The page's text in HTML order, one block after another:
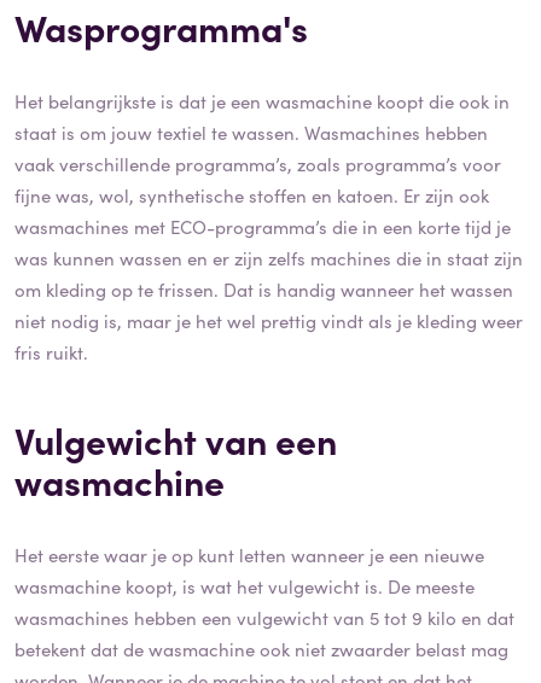
Wasprogramma's
Het belangrijkste is dat je een wasmachine koopt die ook in
staat is om jouw textiel te wassen. Wasmachines hebben
vaak verschillende programma’s, zoals programma’s voor
fijne was, wol, synthetische stoffen en katoen. Er zijn ook
wasmachines met ECO-programma’s die in een korte tijd je
was kunnen wassen en er zijn zelfs machines die in staat zijn
om kleding op te frissen. Dat is handig wanneer het wassen
niet nodig is, maar je het wel prettig vindt als je kleding weer
fris ruikt.
Vulgewicht van een
wasmachine
Het eerste waar je op kunt letten wanneer je een nieuwe
wasmachine koopt, is wat het vulgewicht is. De meeste
wasmachines hebben een vulgewicht van 5 tot 9 kilo en dat
betekent dat de wasmachine ook niet zwaarder belast mag